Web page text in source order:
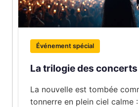
Événement spécial
La trilogie des concerts
La nouvelle est tombée
tonnerre en plein ciel calme